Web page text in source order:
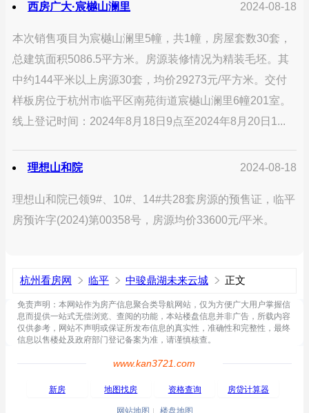
西房广大·宸樾山澜里 2024-08-18
本次销售项目为宸樾山澜里5幢，共1幢，房屋套数30套，
总建筑面积5086.5平方米。房源装修情况为精装毛坯。其
中约144平米以上房源30套，均价29273元/平方米。交付
样板房位于杭州市临平区南苑街道宸樾山澜里6幢201室。
线上登记时间：2024年8月18日9点至2024年8月20日1...
理想山和院 2024-08-18
理想山和院已领9#、10#、14#共28套房源的预售证，临平
房预许字(2024)第00358号，房源均价33600元/平米。
杭州看房网 临平 中骏鼎湖未来云城 正文
免责声明：本网站作为房产信息聚合类导航网站，仅为方便广大用户掌握信
息而提供一站式无偿浏览、查阅的功能，本站楼盘信息并非广告，所载内容
仅供参考，网站不声明或保证所发布信息的真实性，准确性和完整性，最终
信息以售楼处及政府部门登记备案为准，请谨慎核查。
www.kan3721.com
新房 地图找房 资格查询 房贷计算器